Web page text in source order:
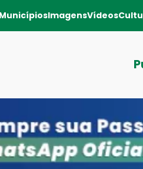
MunicípiosImagensVídeos